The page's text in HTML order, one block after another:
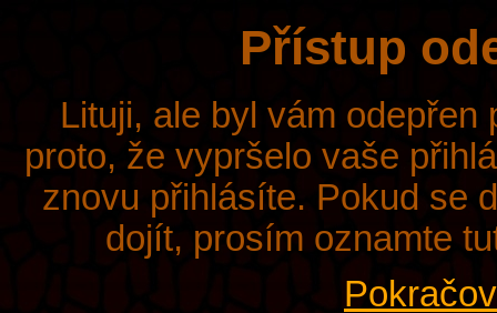
Přístup
Lituji, ale byl vám
proto, že vypršelo vaše
znovu přihlásíte. Pokud se
dojít, prosím oznamte